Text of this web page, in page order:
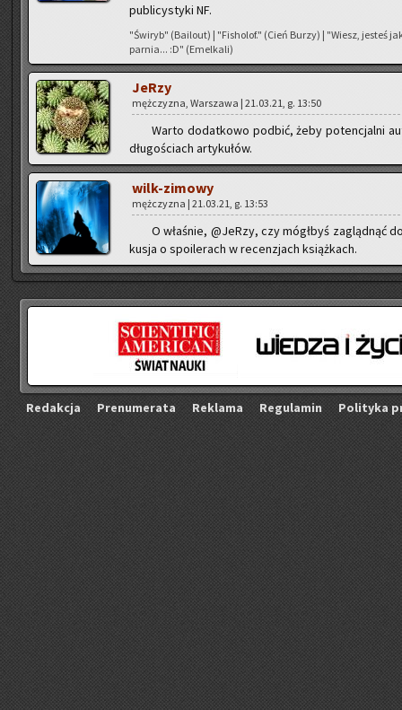
pu­bli­cy­sty­ki NF.
"Świ­ryb" (Ba­ilo­ut) | "Fi­sho­lof." (Cień Burzy) | "Wiesz,
par­nia... :D" (Emel­ka­li)
JeRzy
męż­czy­zna, War­sza­wa | 21.03.21, g. 13:50
Warto do­dat­ko­wo pod­bić, żeby po­ten­cjal­ni
dłu­go­ściach ar­ty­ku­łów.
wilk-zi­mo­wy
męż­czy­zna | 21.03.21, g. 13:53
O wła­śnie, @Je­Rzy, czy mógł­byś
ku­sja o spo­ile­rach w re­cen­zjach książ­kach.
Re­dak­cja Pre­nu­me­ra­ta Re­kla­ma Re­gu­la­min Po­li­ty­ka